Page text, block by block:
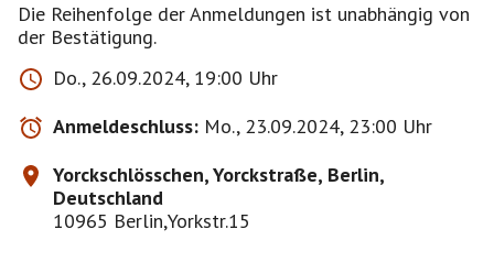
Die Reihenfolge der Anmeldungen ist unabhängig von
der Bestätigung.
Do., 26.09.2024, 19:00 Uhr
Anmeldeschluss: Mo., 23.09.2024, 23:00 Uhr
Yorckschlösschen, Yorckstraße, Berlin,
Deutschland
10965 Berlin,Yorkstr.15